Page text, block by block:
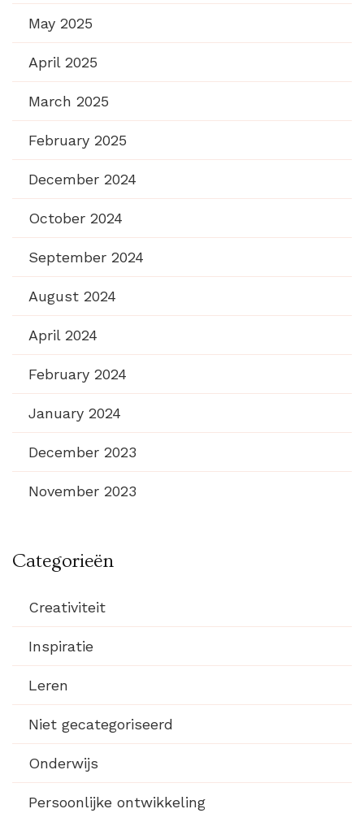
May 2025
April 2025
March 2025
February 2025
December 2024
October 2024
September 2024
August 2024
April 2024
February 2024
January 2024
December 2023
November 2023
Categorieën
Creativiteit
Inspiratie
Leren
Niet gecategoriseerd
Onderwijs
Persoonlijke ontwikkeling